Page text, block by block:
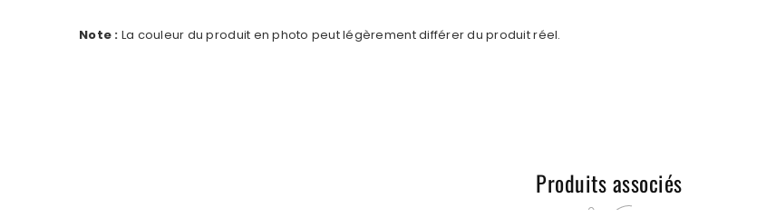
Note : La couleur du produit en photo peut légèrement différer du produit réel.
Produits associés